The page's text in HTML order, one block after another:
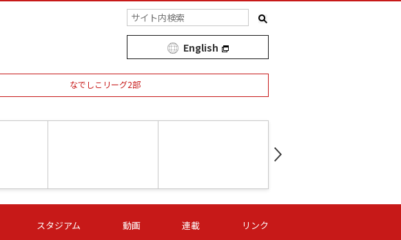
English
なでしこリーグ2部
第16節 09/06 (日) 15:00 第16節 09/06 (日) 15:00
スタジアム 動画 連載 リンク